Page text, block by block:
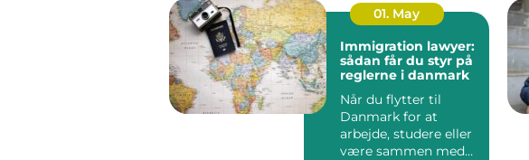
01. May
Immigration lawyer:
sådan får du styr på
reglerne i danmark
Når du flytter til
Danmark for at
arbejde, studere eller
være sammen med